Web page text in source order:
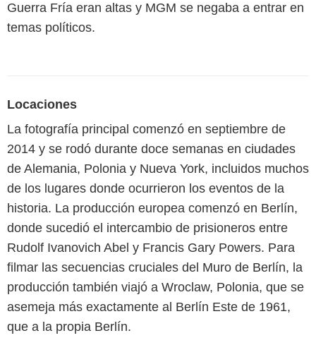
Guerra Fría eran altas y MGM se negaba a entrar en
temas políticos.
Locaciones
La fotografía principal comenzó en septiembre de
2014 y se rodó durante doce semanas en ciudades
de Alemania, Polonia y Nueva York, incluidos muchos
de los lugares donde ocurrieron los eventos de la
historia. La producción europea comenzó en Berlín,
donde sucedió el intercambio de prisioneros entre
Rudolf Ivanovich Abel y Francis Gary Powers. Para
filmar las secuencias cruciales del Muro de Berlín, la
producción también viajó a Wroclaw, Polonia, que se
asemeja más exactamente al Berlín Este de 1961,
que a la propia Berlín.